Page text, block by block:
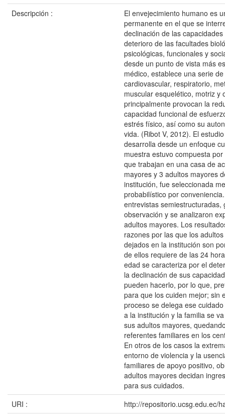
Descripción :
El envejecimiento humano es
permanente en el que se
declinación de las
deterioro de las facultades
psicológicas, funcionales y
desde un punto de vista más
médico, establece una serie
cardiovascular, respiratorio,
muscular esquelético, motriz y
principalmente provocan la
capacidad funcional de
estrés físico, así como su
vida. (Ribot V, 2012). El
desarrolla desde un enfoque
muestra estuvo compuesta
que trabajan en una casa de
mayores y 3 adultos mayores
institución, fue seleccionada
probabilístico por
entrevistas semiestructuradas,
observación y se analizaron
adultos mayores. Los
razones por las que los
dejados en la institución son
de ellos requiere de las 24
edad se caracteriza por el
la declinación de sus
pueden hacerlo, por lo que,
para que los cuiden mejor; sin
proceso se delega ese
a la institución y la familia se
sus adultos mayores,
referentes familiares en los
En otros de los casos la
entorno de violencia y la
familiares de apoyo positivo,
adultos mayores decidan
para sus cuidados.
URI :
http://repositorio.ucsg.edu.ec/